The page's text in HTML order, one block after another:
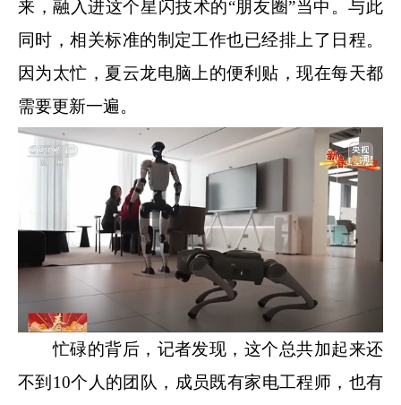
来，融入进这个星闪技术的“朋友圈”当中。与此
同时，相关标准的制定工作也已经排上了日程。
因为太忙，夏云龙电脑上的便利贴，现在每天都
需要更新一遍。
忙碌的背后，记者发现，这个总共加起来还
不到10个人的团队，成员既有家电工程师，也有